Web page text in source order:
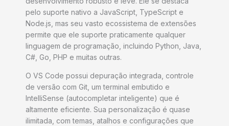
pelo suporte nativo a JavaScript, TypeScript e
Node.js, mas seu vasto ecossistema de extensões
permite que ele suporte praticamente qualquer
linguagem de programação, incluindo Python, Java,
C#, Go, PHP e muitas outras.
O VS Code possui depuração integrada, controle
de versão com Git, um terminal embutido e
IntelliSense (autocompletar inteligente) que é
altamente eficiente. Sua personalização é quase
ilimitada, com temas, atalhos e configurações que